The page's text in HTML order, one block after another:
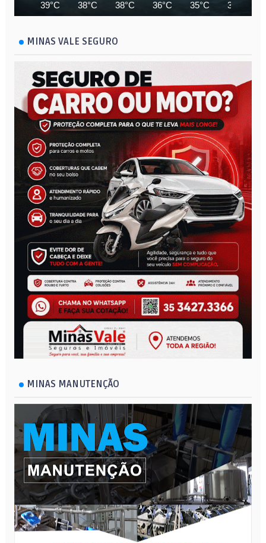
39°C 38°C 38°C 36°C 35°C 35°C
MINAS VALE SEGURO
MINAS MANUTENÇÃO